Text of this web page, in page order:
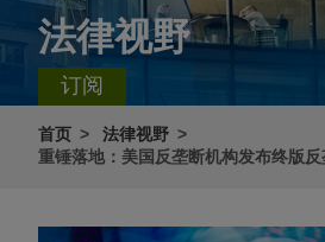
法律视野
订阅
首页
法律视野
重锤落地：美国反垄断机构发布终版